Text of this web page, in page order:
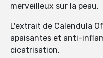
merveilleux sur la peau.
L'extrait de Calendula
apaisantes et anti-
cicatrisation.